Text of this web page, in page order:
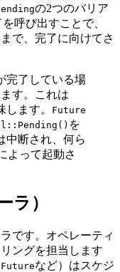
の2つのバリア
を呼び出すことで、
で、完了に向けてさ
完了している場
す。これは
ます。 Future
を
中断され、何ら
よって起動さ
ラ）
です。オペレーティ
ングを担当します
Futureなど）はスケジ